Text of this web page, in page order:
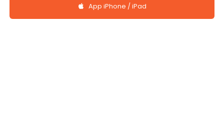
App iPhone / iPad